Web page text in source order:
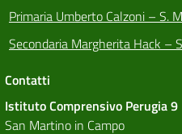
Primaria Umberto Calzoni – S.
Secondaria Margherita Hack –
Contatti
Istituto Comprensivo Perugia 9
San Martino in Campo